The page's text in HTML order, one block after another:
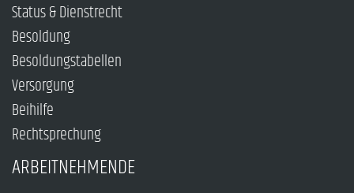
Status & Dienstrecht
Besoldung
Besoldungstabellen
Versorgung
Beihilfe
Rechtsprechung
ARBEITNEHMENDE